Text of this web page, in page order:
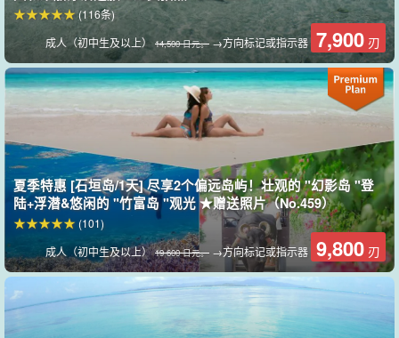
很高兴知道体验的内容可以多种多样！
经验丰富的导游☆☆
欢迎咨询浮潜、乘船垂钓（自选额外收费）、体验潜水（自选额外
收费）和跳岛游（清洁海滩之旅）的相关事宜。
我们提供安全可靠、充满乐趣的体验。
成人（初中生及以上） 14,500 日元。→方向标记或指示器 7,900 刃
(116条)
夏季特惠 [石垣岛/1天] 尽享2个偏远岛屿！壮观的 "幻影岛 "登
陆+浮潜&悠闲的 "竹富岛 "观光 ★赠送照片（No.459）
成人（初中生及以上）19 600 日元。 →方向标记或指示器 9,800 刃
(101)